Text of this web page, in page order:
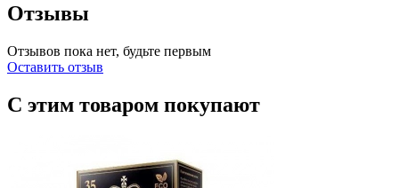
Отзывы
Отзывов пока нет, будьте первым
Оставить отзыв
С этим товаром покупают